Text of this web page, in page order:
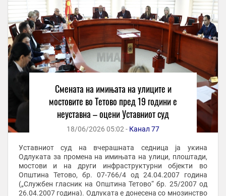
Смената на имињата на улиците и
мостовите во Тетово пред 19 години е
неуставна – оцени Уставниот суд
18/06/2026 05:02 - Канал 77
Уставниот суд на вчерашната седница ја укина
Одлуката за промена на имињата на улици, плоштади,
мостови и на други инфраструктурни објекти во
Општина Тетово, бр. 07-766/4 од 24.04.2007 година
(„Службен гласник на Општина Тетово“ бр. 25/2007 од
26.04.2007 година). Одлуката е донесена со мнозинство